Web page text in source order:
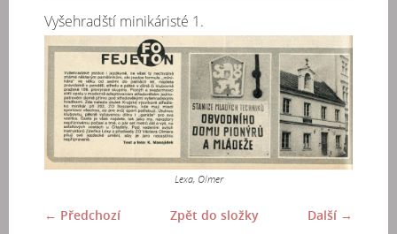
Vyšehradští minikáristé 1.
Lexa, Olmer
← Předchozí Další →
Zpět do složky